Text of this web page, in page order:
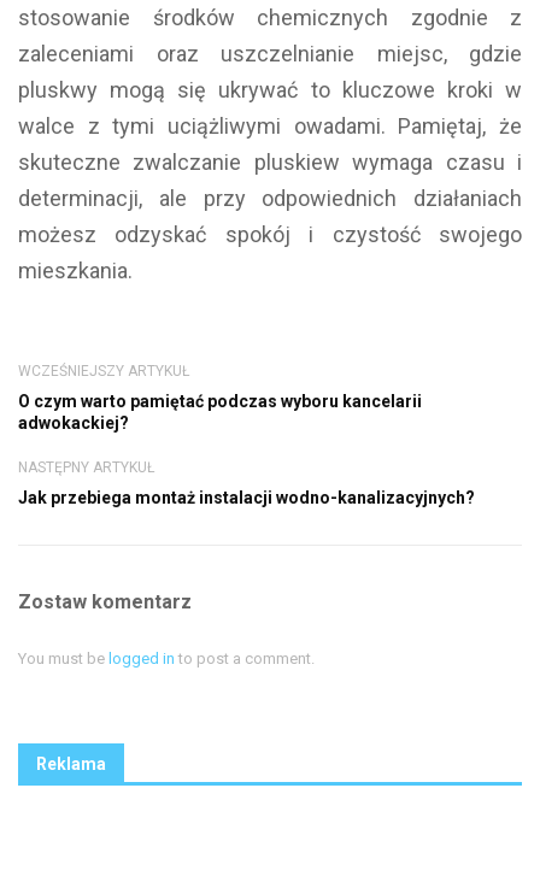
stosowanie środków chemicznych zgodnie z
zaleceniami oraz uszczelnianie miejsc, gdzie
pluskwy mogą się ukrywać to kluczowe kroki w
walce z tymi uciążliwymi owadami. Pamiętaj, że
skuteczne zwalczanie pluskiew wymaga czasu i
determinacji, ale przy odpowiednich działaniach
możesz odzyskać spokój i czystość swojego
mieszkania.
WCZEŚNIEJSZY ARTYKUŁ
O czym warto pamiętać podczas wyboru kancelarii
adwokackiej?
NASTĘPNY ARTYKUŁ
Jak przebiega montaż instalacji wodno-kanalizacyjnych?
Zostaw komentarz
You must be logged in to post a comment.
Reklama